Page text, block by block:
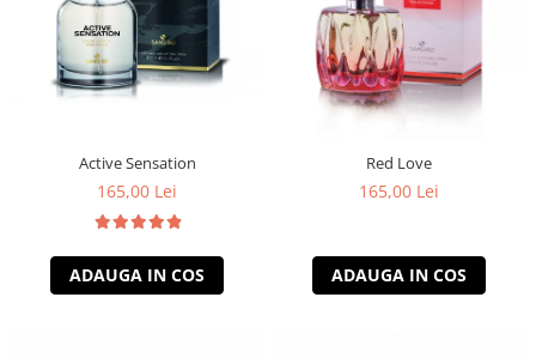
Active Sensation
165,00 Lei
ADAUGA IN COS
Red Love
165,00 Lei
ADAUGA IN COS